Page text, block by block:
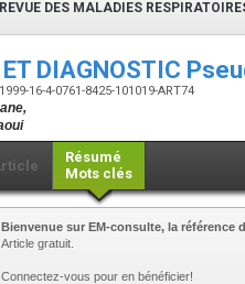
REVUE DES MALADIES
ET DIAGNOSTIC
16-4-0761-8425-101019-ART74
Résumé
Mots clés
Bienvenue sur EM-consulte, la référence
Article gratuit.
Connectez-vous pour en bénéficier!